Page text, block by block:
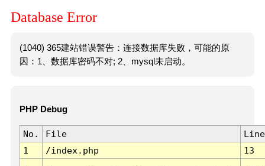
Database Error
(1040) 365建站错误警告：连接数据库失败，可能的原
因：1、数据库密码不对; 2、mysql未启动。
PHP Debug
No. File
Line
1
/index.php 13